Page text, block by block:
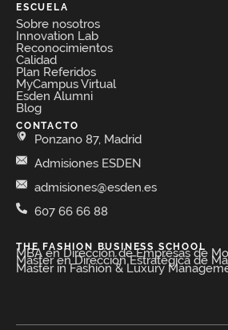
ESCUELA
Sobre nosotros
Innovation Lab
Reconocimientos
Calidad
Plan Referidos
MyCampus Virtual
Esden Alumni
Blog
CONTACTO
Ponzano 87, Madrid
Admisiones ESDEN
admisiones@esden.es
607 66 66 88
THE FASHION BUSINESS SCHOOL​
MBA en Dirección de Empresas de
Máster en Dirección Estratégica de
Master in Fashion & Luxury